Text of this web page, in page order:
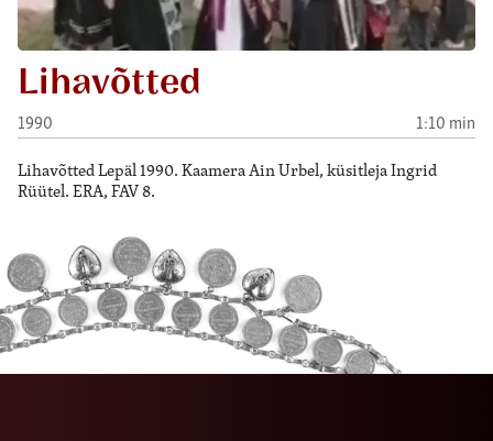
Lihavõtted
1990 1:10 min
Lihavõtted Lepäl 1990. Kaamera Ain Urbel, küsitleja Ingrid
Rüütel. ERA, FAV 8.